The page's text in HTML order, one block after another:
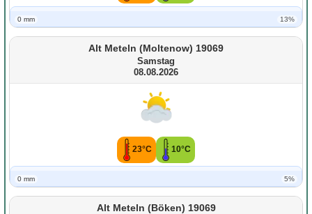
0 mm 13%
Alt Meteln (Moltenow) 19069
Samstag
08.08.2026
23°C 10°C
0 mm 5%
Alt Meteln (Böken) 19069